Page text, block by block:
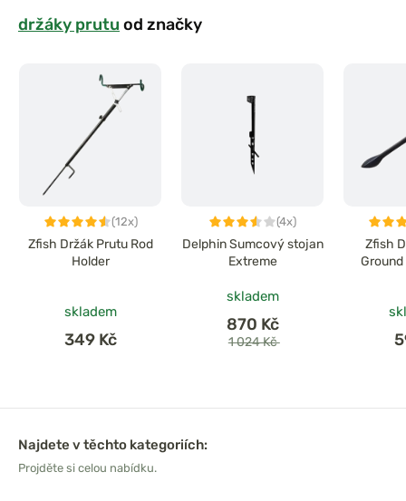
držáky prutu od značky
(12x)
Zfish Držák Prutu Rod
Holder
skladem
349 Kč
(4x)
Delphin Sumcový stojan
Extreme
skladem
870 Kč
1 024 Kč
Zfish
Ground
Najdete v těchto kategoriích:
Projděte si celou nabídku.